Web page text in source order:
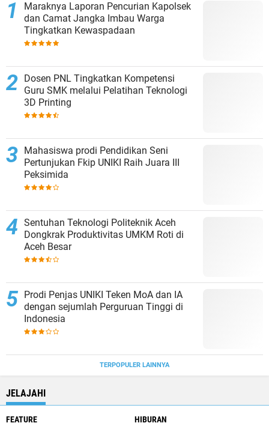
Maraknya Laporan Pencurian Kapolsek
dan Camat Jangka Imbau Warga
Tingkatkan Kewaspadaan
Dosen PNL Tingkatkan Kompetensi
Guru SMK melalui Pelatihan Teknologi
3D Printing
Mahasiswa prodi Pendidikan Seni
Pertunjukan Fkip UNIKI Raih Juara III
Peksimida
Sentuhan Teknologi Politeknik Aceh
Dongkrak Produktivitas UMKM Roti di
Aceh Besar
Prodi Penjas UNIKI Teken MoA dan IA
dengan sejumlah Perguruan Tinggi di
Indonesia
TERPOPULER LAINNYA
JELAJAHI
FEATURE
HIBURAN